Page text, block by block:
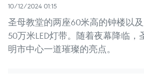
10/12/2024 01:15
圣母教堂的两座60米高的钟楼以
50万米LED灯带。随着夜幕降临
明市中心一道璀璨的亮点。